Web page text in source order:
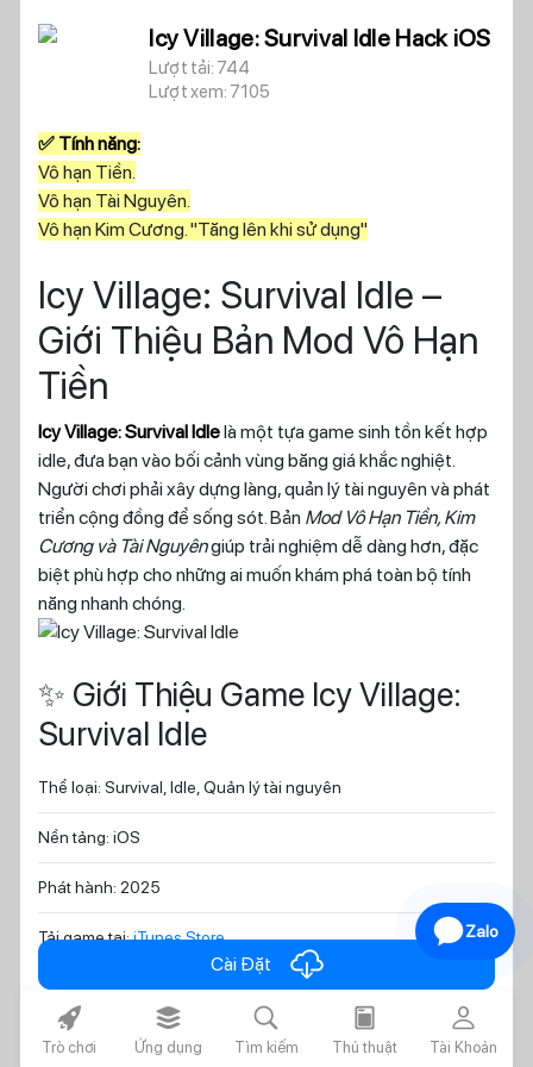
Icy Village: Survival Idle Hack iOS
Lượt tải: 744
Lượt xem: 7105
✅ Tính năng:
Vô hạn Tiền.
Vô hạn Tài Nguyên.
Vô hạn Kim Cương. "Tăng lên khi sử dụng"
Icy Village: Survival Idle –
Giới Thiệu Bản Mod Vô Hạn
Tiền
Icy Village: Survival Idlelà một tựa game sinh tồn kết hợp
idle, đưa bạn vào bối cảnh vùng băng giá khắc nghiệt.
Người chơi phải xây dựng làng, quản lý tài nguyên và phát
triển cộng đồng để sống sót. Bản Mod Vô Hạn Tiền, Kim
Cương và Tài Nguyêngiúp trải nghiệm dễ dàng hơn, đặc
biệt phù hợp cho những ai muốn khám phá toàn bộ tính
năng nhanh chóng.
✨ Giới Thiệu Game Icy Village:
Survival Idle
Thể loại: Survival, Idle, Quản lý tài nguyên
Nền tảng: iOS
Phát hành: 2025
Tải game tại:iTunes Store
Điểm Nổi Bật Của Gameplay
Bạn sẽ điều hành ngôi làng trong môi trường băng giá, nơi
Cài Đặt cloud_download
rocket_fill
Trò chơi
layers_alt_fill
Ứng dụng
search
Tìm kiếm
today
Thủ thuật
person
Tài Khoản
Zalo